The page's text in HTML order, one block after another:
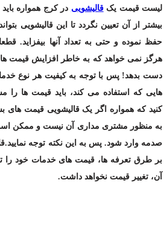
لیست قیمت یکقالیشویی در کرج همواره
بیشتر از آن تعیین نگردد تا این قالیشویی
حفظ نموده و حتی به تعداد آنها بیفزاید.
هرگز نمی خواهد که به خاطر افزایش قیمت
دست بدهد! پس با توجه به کیفیت هر نوع
هایی که استفاده می کند، باید قیمت ها را
کنید که همواره اگر یک قالیشویی قیمت های
به منظور مشتری مداری آن نیست و ممکن
صدمه وارد شود. پس به این نکته توجه
بر طرق تعرفه ها، قیمت های خدمات خود را
آن، تغییر قیمت نخواهد داشت.